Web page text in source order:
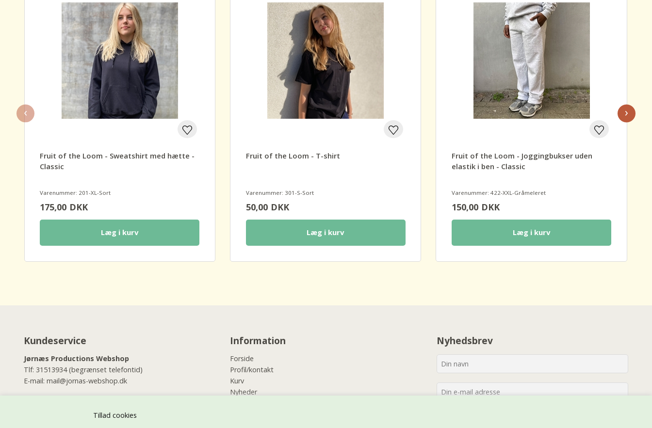
Tillad cookies
Fruit of the Loom - Sweatshirt med hætte -
Classic
Varenummer: 201-XL-Sort
175,00DKK
Læg i kurv
Fruit of the Loom - T-shirt
Varenummer: 301-S-Sort
50,00DKK
Læg i kurv
Fruit of the Loom - Joggingbukser uden
elastik i ben - Classic
Varenummer: 422-XXL-Gråmeleret
150,00DKK
Læg i kurv
‹ ›
Kundeservice
Jørnæs Productions Webshop
Tlf: 31513934(begrænset telefontid)
E-mail: mail@jornas-webshop.dk
Information
Forside
Profil/kontakt
Kurv
Nyheder
Nyhedsbrev